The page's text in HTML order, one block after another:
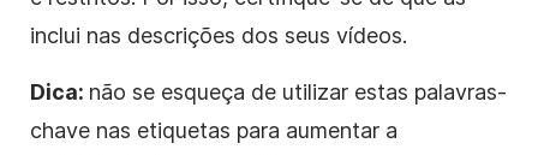
inclui nas descrições dos seus vídeos.
Dica: não se esqueça de utilizar estas palavras-
chave nas etiquetas para aumentar a